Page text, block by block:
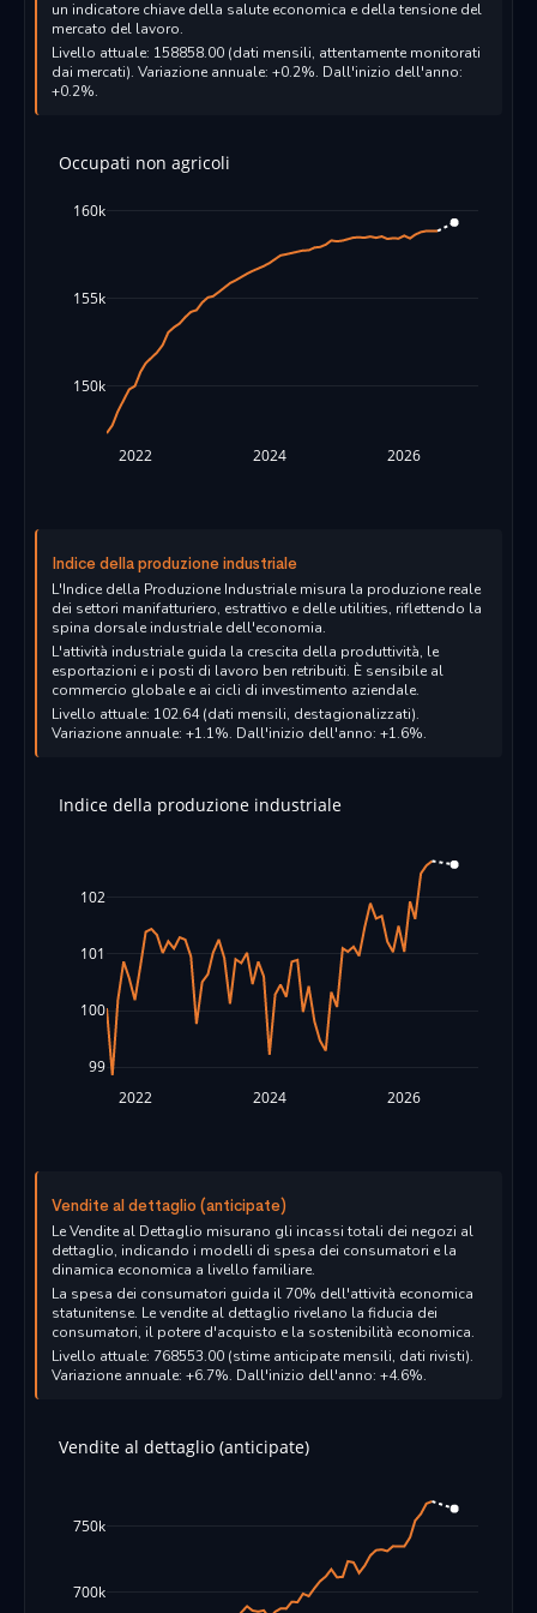
un indicatore chiave della salute economica e della tensione del
mercato del lavoro.
Livello attuale: 158858.00 (dati mensili, attentamente monitorati
dai mercati). Variazione annuale: +0.2%. Dall'inizio dell'anno:
+0.2%.
2022 2024 2026
150k
155k
160k
Occupati non agricoli
Indice della produzione industriale
L'Indice della Produzione Industriale misura la produzione reale
dei settori manifatturiero, estrattivo e delle utilities, riflettendo la
spina dorsale industriale dell'economia.
L'attività industriale guida la crescita della produttività, le
esportazioni e i posti di lavoro ben retribuiti. È sensibile al
commercio globale e ai cicli di investimento aziendale.
Livello attuale: 102.64 (dati mensili, destagionalizzati).
Variazione annuale: +1.1%. Dall'inizio dell'anno: +1.6%.
2022 2024 2026
99
100
101
102
Indice della produzione industriale
Vendite al dettaglio (anticipate)
Le Vendite al Dettaglio misurano gli incassi totali dei negozi al
dettaglio, indicando i modelli di spesa dei consumatori e la
dinamica economica a livello familiare.
La spesa dei consumatori guida il 70% dell'attività economica
statunitense. Le vendite al dettaglio rivelano la fiducia dei
consumatori, il potere d'acquisto e la sostenibilità economica.
Livello attuale: 768553.00 (stime anticipate mensili, dati rivisti).
Variazione annuale: +6.7%. Dall'inizio dell'anno: +4.6%.
700k
750k
Vendite al dettaglio (anticipate)